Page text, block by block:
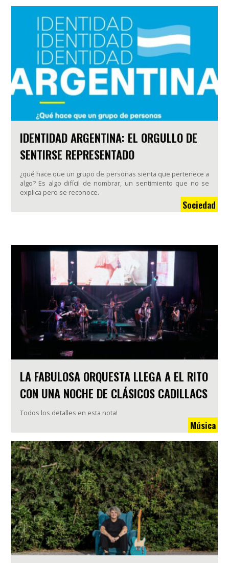
IDENTIDAD ARGENTINA: EL ORGULLO DE
SENTIRSE REPRESENTADO
¿qué hace que un grupo de personas sienta que pertenece a
algo? Es algo difícil de nombrar, un sentimiento que no se
explica pero se reconoce.
Sociedad
LA FABULOSA ORQUESTA LLEGA A EL RITO
CON UNA NOCHE DE CLÁSICOS CADILLACS
Todos los detalles en esta nota!
Música